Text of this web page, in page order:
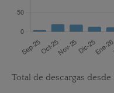
Total de descargas